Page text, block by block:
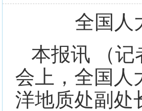
全国人
本报讯 （记
会上，全国人
洋地质处副处